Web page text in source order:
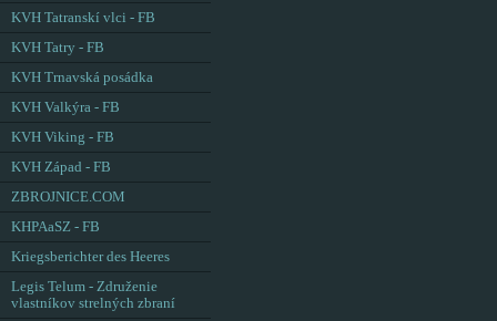
KVH Tatranskí vlci - FB
KVH Tatry - FB
KVH Trnavská posádka
KVH Valkýra - FB
KVH Viking - FB
KVH Západ - FB
ZBROJNICE.COM
KHPAaSZ - FB
Kriegsberichter des Heeres
Legis Telum - Združenie
vlastníkov strelných zbraní